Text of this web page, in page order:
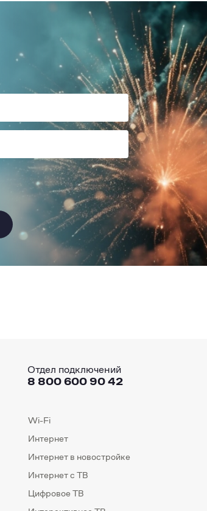
Отдел подключений
8 800 600 90 42
Wi-Fi
Интернет
Интернет в новостройке
Интернет с ТВ
Цифровое ТВ